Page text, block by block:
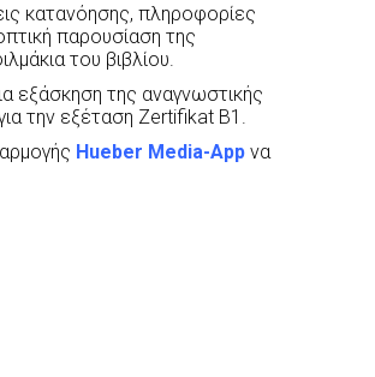
κατανόησης, πληροφορίες
παρουσίαση της
του βιβλίου.
εξάσκηση της αναγνωστικής
την εξέταση Zertifikat B1.
Hueber Media-App να